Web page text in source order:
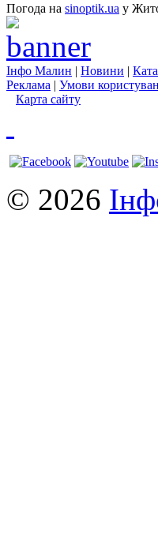
Погода на sinoptik.ua у
Інфо Малин | Новини |
Реклама | Умови
Карта сайту
© 2026